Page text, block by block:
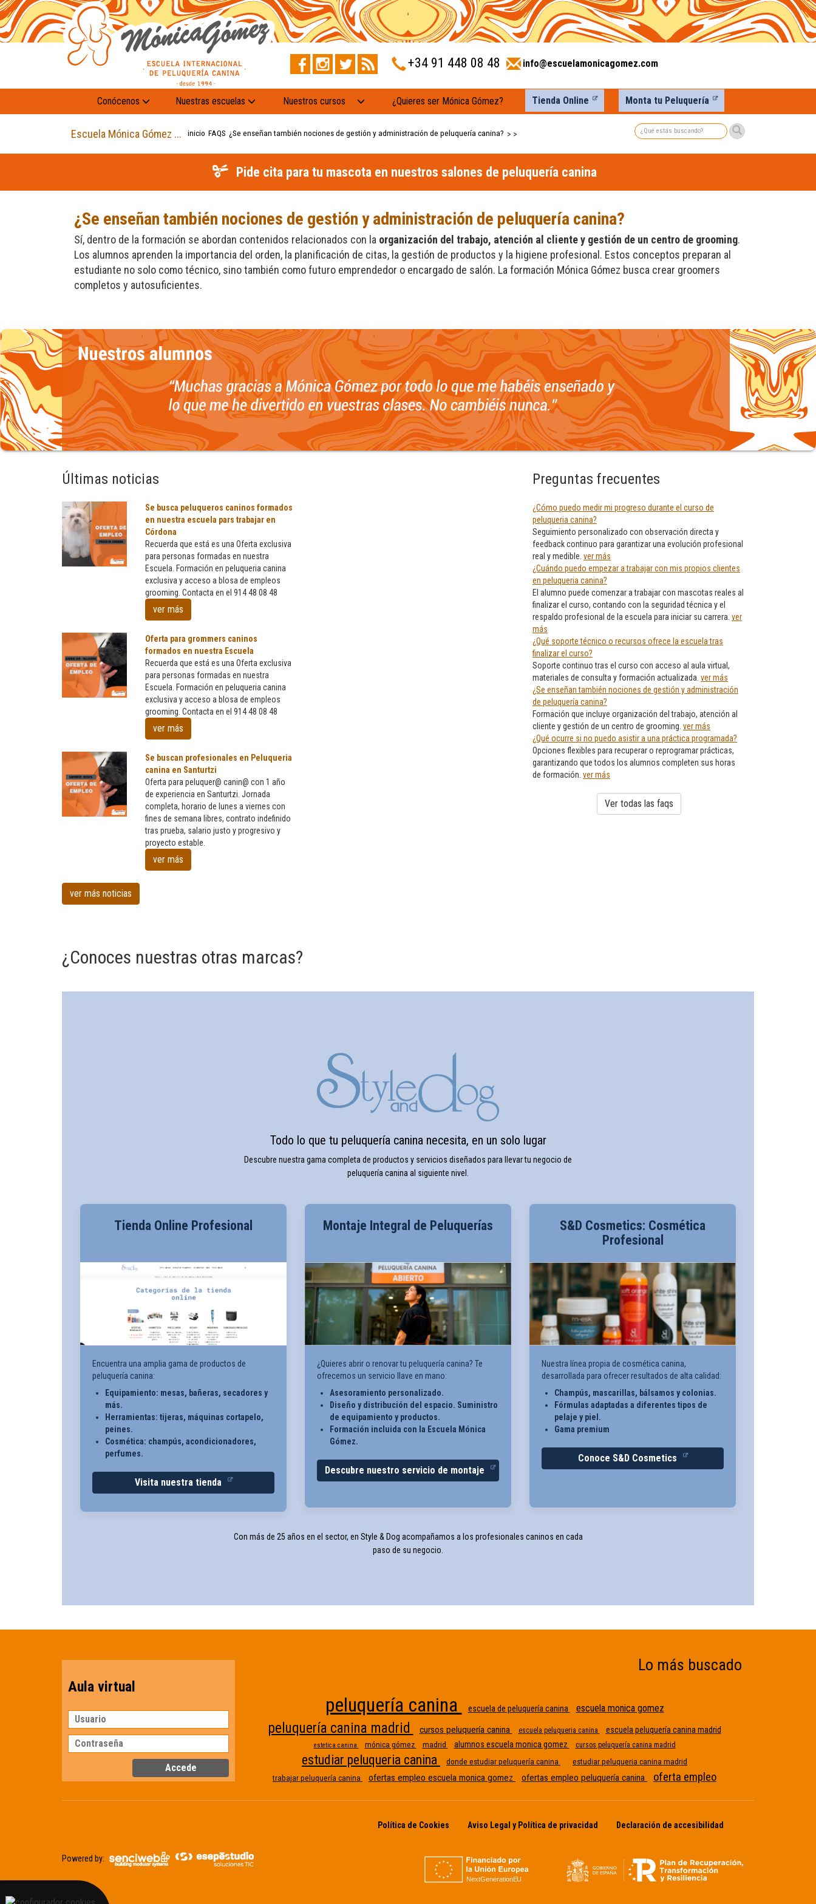
+34 91 448 08 48 info@escuelamonicagomez.com
Conócenos Nuestras escuelas Nuestros cursos ¿Quieres ser Mónica Gómez? Tienda Online Monta tu Peluquería
Escuela Mónica Gómez ... inicio >
FAQS >
¿Se enseñan también nociones de gestión y administración de peluquería canina? Buscar
Pide cita para tu mascota en nuestros salones de peluquería canina
¿Se enseñan también nociones de gestión y administración de peluquería canina?
Sí, dentro de la formación se abordan contenidos relacionados con la organización del trabajo, atención al cliente y gestión de un centro de grooming.
Los alumnos aprenden la importancia del orden, la planificación de citas, la gestión de productos y la higiene profesional. Estos conceptos preparan al
estudiante no solo como técnico, sino también como futuro emprendedor o encargado de salón. La formación Mónica Gómez busca crear groomers
completos y autosuficientes.
Últimas noticias
en
nuestra
escuela
pars
trabajar
Se busca peluqueros caninos formados
en nuestra escuela pars trabajar en
Córdona
Recuerda que está es una Oferta exclusiva
para personas formadas en nuestra
Escuela. Formación en peluqueria canina
exclusiva y acceso a blosa de empleos
grooming. Contacta en el 914 48 08 48
ver más
formados
en
nuestra
Escuela
Oferta para grommers caninos
formados en nuestra Escuela
Recuerda que está es una Oferta exclusiva
para personas formadas en nuestra
Escuela. Formación en peluqueria canina
exclusiva y acceso a blosa de empleos
grooming. Contacta en el 914 48 08 48
ver más
canina
Santurtzi
Se buscan profesionales en Peluqueria
canina en Santurtzi
Oferta para peluquer@ canin@ con 1 año
de experiencia en Santurtzi. Jornada
completa, horario de lunes a viernes con
fines de semana libres, contrato indefinido
tras prueba, salario justo y progresivo y
proyecto estable.
ver más
ver más noticias
Preguntas frecuentes
¿Cómo puedo medir mi progreso durante el curso de
peluqueria canina?
Seguimiento personalizado con observación directa y
feedback continuo para garantizar una evolución profesional
real y medible. ver más
¿Cuándo puedo empezar a trabajar con mis propios clientes
en peluqueria canina?
El alumno puede comenzar a trabajar con mascotas reales al
finalizar el curso, contando con la seguridad técnica y el
respaldo profesional de la escuela para iniciar su carrera. ver
más
¿Qué soporte técnico o recursos ofrece la escuela tras
finalizar el curso?
Soporte continuo tras el curso con acceso al aula virtual,
materiales de consulta y formación actualizada. ver más
¿Se enseñan también nociones de gestión y administración
de peluquería canina?
Formación que incluye organización del trabajo, atención al
cliente y gestión de un centro de grooming. ver más
¿Qué ocurre si no puedo asistir a una práctica programada?
Opciones flexibles para recuperar o reprogramar prácticas,
garantizando que todos los alumnos completen sus horas
de formación. ver más
Ver todas las faqs
¿Conoces nuestras otras marcas?
Todo lo que tu peluquería canina necesita, en un solo lugar
Descubre nuestra gama completa de productos y servicios diseñados para llevar tu negocio de
peluquería canina al siguiente nivel.
Tienda Online Profesional
Encuentra una amplia gama de productos de
peluquería canina:
Equipamiento: mesas, bañeras, secadores y
más.
Herramientas: tijeras, máquinas cortapelo,
peines.
Cosmética: champús, acondicionadores,
perfumes.
Visita nuestra tienda
Montaje Integral de Peluquerías
¿Quieres abrir o renovar tu peluquería canina? Te
ofrecemos un servicio llave en mano:
Asesoramiento personalizado.
Diseño y distribución del espacio. Suministro
de equipamiento y productos.
Formación incluida con la Escuela Mónica
Gómez.
Descubre nuestro servicio de montaje
S&D Cosmetics: Cosmética
Profesional
Nuestra línea propia de cosmética canina,
desarrollada para ofrecer resultados de alta calidad:
Champús, mascarillas, bálsamos y colonias.
Fórmulas adaptadas a diferentes tipos de
pelaje y piel.
Gama premium
Conoce S&D Cosmetics
Con más de 25 años en el sector, en Style & Dog acompañamos a los profesionales caninos en cada
paso de su negocio.
Aula virtual
Lo más buscado
peluquería canina escuela de peluquería canina escuela monica gomez
peluquería canina madrid cursos peluquería canina escuela peluqueria canina escuela peluquería canina madrid
estetica canina mónica gómez madrid alumnos escuela monica gomez cursos peluquería canina madrid
estudiar peluqueria canina donde estudiar peluquería canina Etiqueta sin nombre
estudiar peluqueria canina madrid
trabajar peluquería canina
ofertas empleo escuela monica gomez ofertas empleo peluquería canina oferta empleo
Política de Cookies Aviso Legal y Política de privacidad Declaración de accesibilidad
Powered by: